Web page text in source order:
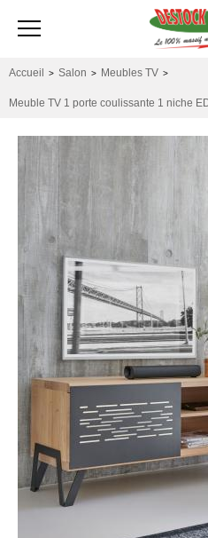
Accueil > Salon > Meubles TV >
Meuble TV 1 porte coulissante 1 niche